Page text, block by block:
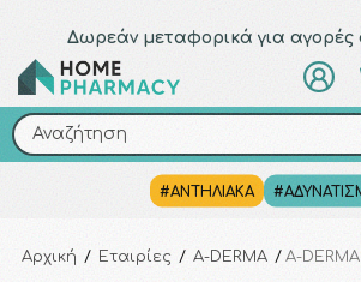
Δωρεάν μεταφορικά για
Αναζήτηση
#ΑΝΤΗΛΙΑΚΑ
Αναζήτηση
Αρχική / Εταιρίες / A-DERMA / A-